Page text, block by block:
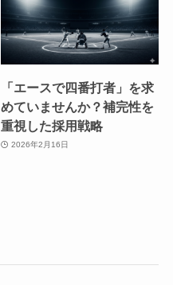
「エースで四番打者」を求
めていませんか？補完性を
重視した採用戦略
2026年2月16日